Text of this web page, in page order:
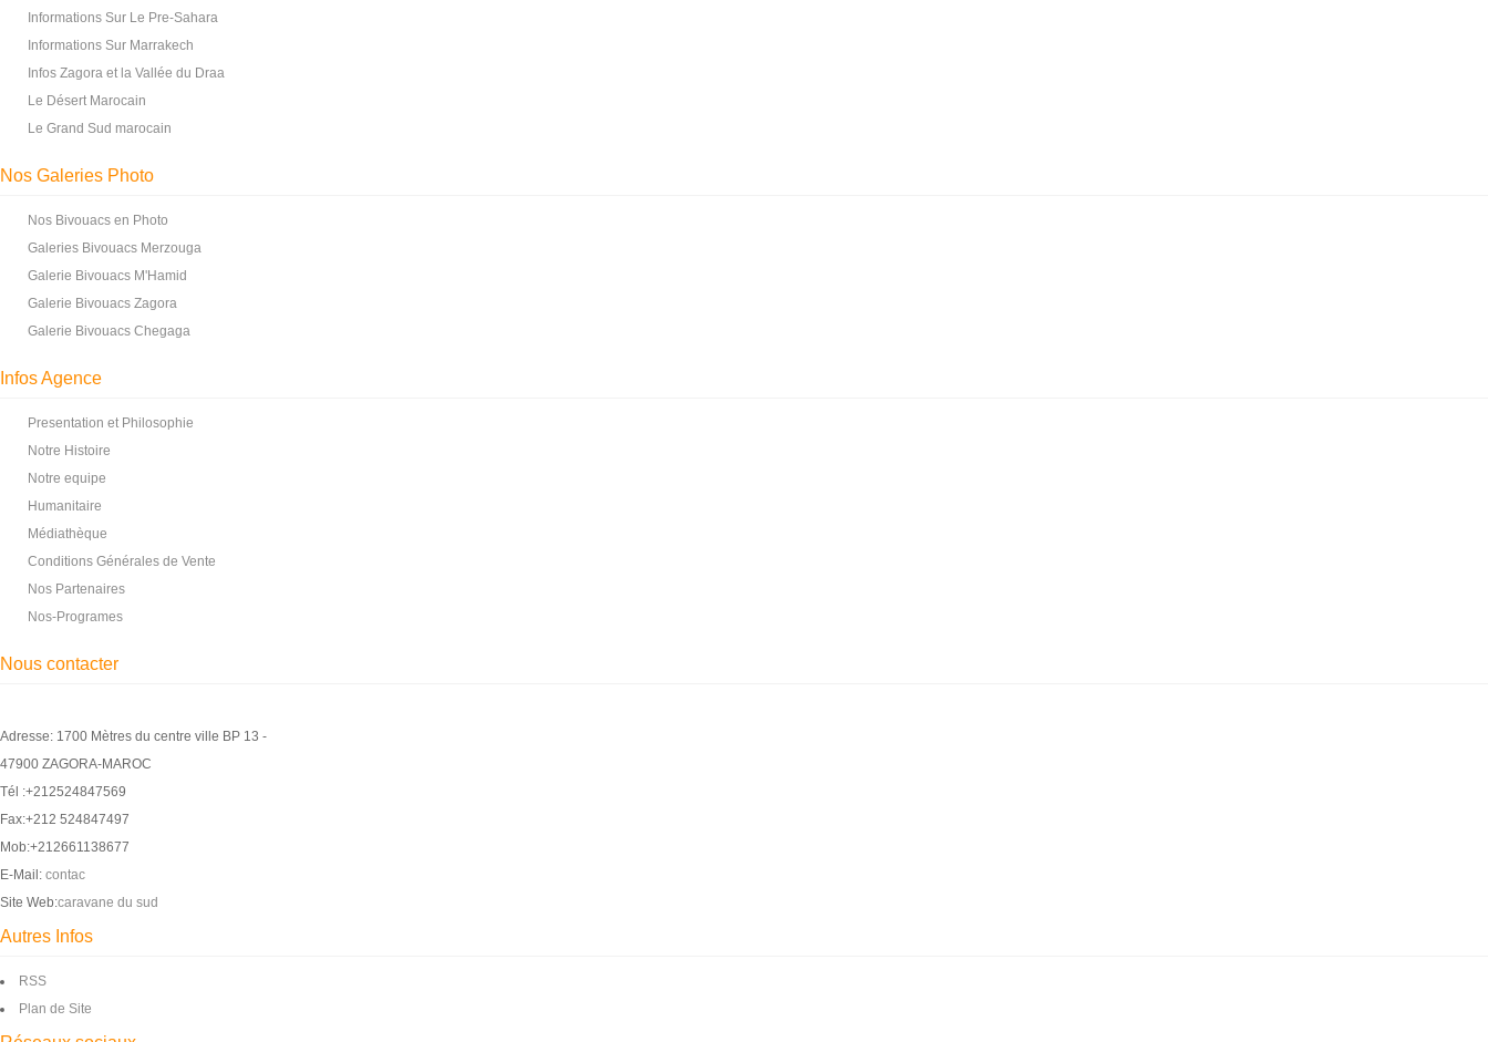
Informations Sur Le Pre-Sahara
Informations Sur Marrakech
Infos Zagora et la Vallée du Draa
Le Désert Marocain
Le Grand Sud marocain
Nos Galeries Photo
Nos Bivouacs en Photo
Galeries Bivouacs Merzouga
Galerie Bivouacs M'Hamid
Galerie Bivouacs Zagora
Galerie Bivouacs Chegaga
Infos Agence
Presentation et Philosophie
Notre Histoire
Notre equipe
Humanitaire
Médiathèque
Conditions Générales de Vente
Nos Partenaires
Nos-Programes
Nous contacter
Adresse: 1700 Mètres du centre ville BP 13 -
47900 ZAGORA-MAROC
Tél :+212524847569
Fax:+212 524847497
Mob:+212661138677
E-Mail: contac
Site Web:caravane du sud
Autres Infos
RSS
Plan de Site